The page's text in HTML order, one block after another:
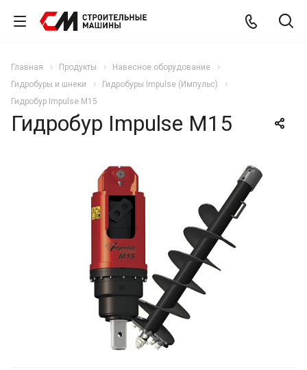
Главная Продукты
Навесное оборудование
Гидробуры и шнеки
Гидробуры Impulse (Импульс)
Гидробур Impulse M15
Гидробур Impulse M15